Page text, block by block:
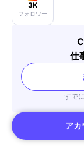
3K
フォロワー
仕
すで
アカ